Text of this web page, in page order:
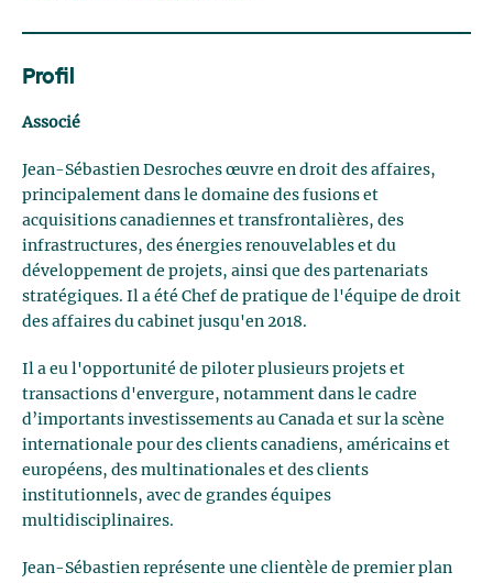
Profil
Associé
Jean-Sébastien Desroches œuvre en droit des affaires,
principalement dans le domaine des fusions et
acquisitions canadiennes et transfrontalières, des
infrastructures, des énergies renouvelables et du
développement de projets, ainsi que des partenariats
stratégiques. Il a été Chef de pratique de l'équipe de droit
des affaires du cabinet jusqu'en 2018.
Il a eu l'opportunité de piloter plusieurs projets et
transactions d'envergure, notamment dans le cadre
d’importants investissements au Canada et sur la scène
internationale pour des clients canadiens, américains et
européens, des multinationales et des clients
institutionnels, avec de grandes équipes
multidisciplinaires.
Jean-Sébastien représente une clientèle de premier plan